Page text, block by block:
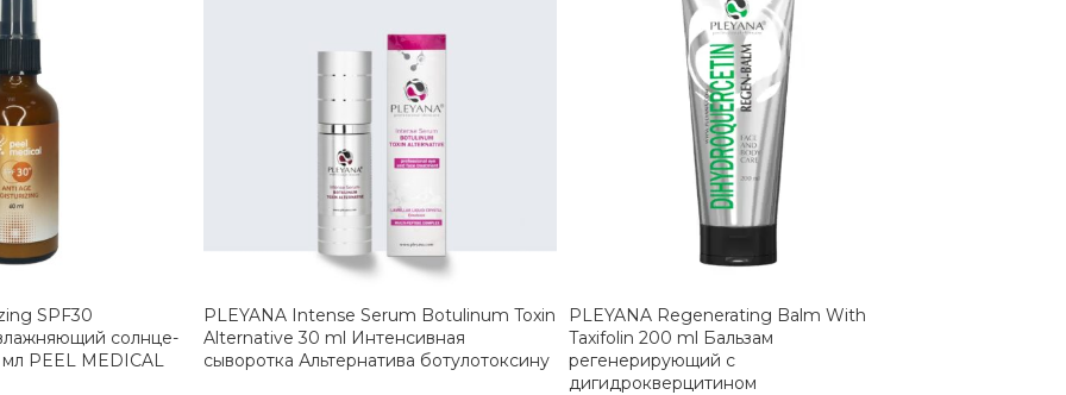
SPF30
солнце-
PEEL MEDICAL
PLEYANA Intense Serum Botulinum Toxin
Alternative 30 ml Интенсивная
сыворотка Альтернатива ботулотоксину
PLEYANA Regenerating Balm With
Taxifolin 200 ml Бальзам
регенерирующий с
дигидрокверцитином